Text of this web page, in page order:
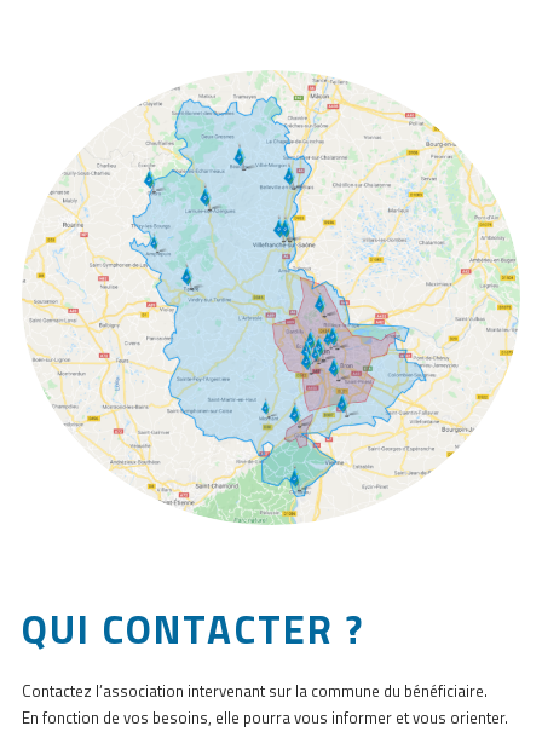
QUI CONTACTER ?
Contactez l’association intervenant sur la commune du bénéficiaire.
En fonction de vos besoins, elle pourra vous informer et vous orienter.